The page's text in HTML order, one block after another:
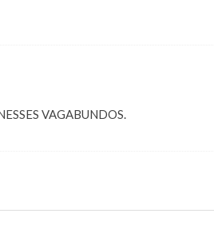
VAGABUNDOS.